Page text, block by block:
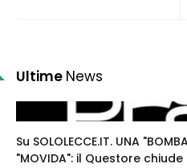
Ultime News
Su SOLOLECCE.IT. UNA
"MOVIDA": il Questore chiude